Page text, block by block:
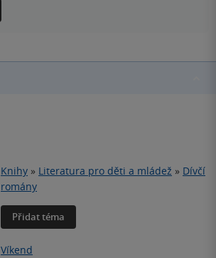
Knihy » Literatura pro děti a mládež » Dívčí
romány
Přidat téma
Víkend